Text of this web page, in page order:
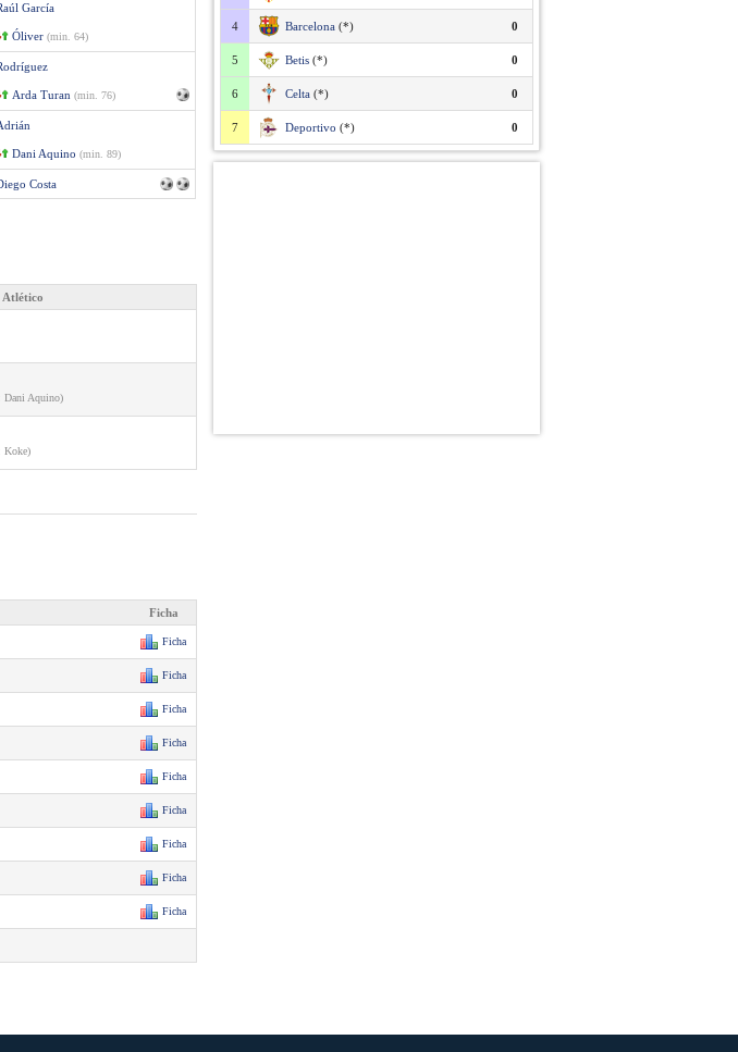
García
Óliver (min. 64)
Arda Turan (min. 76)
Dani Aquino (min. 89)
Costa
Atlético
Dani Aquino)
Koke)
Ficha
Ficha
Ficha
Ficha
Ficha
Ficha
Ficha
Ficha
Ficha
Ficha
4 Barcelona (*) 0
5 Betis (*) 0
6 Celta (*) 0
7 Deportivo (*) 0